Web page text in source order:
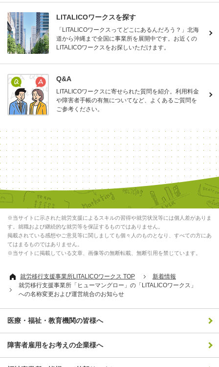
LITALICOワークスを探す
「LITALICOワークスってどこにあるんだろう？」北海
道から沖縄まで全国に事業所を展開中です。お近くの
LITALICOワークスをお探しいただけます。
Q&A
LITALICOワークスに寄せられた質問を紹介。利用料金
や障害者手帳の有無についてなど、よくあるご質問を
ご参考ください。
※当サイトに示された就労支援によるスキルの習得や就労状況等には個人差がありま
す。就職および継続的な就労等を保証するものではありません。
掲載されている感想やご意見等に関しましても個々人のものとなり、すべての方にあ
てはまるものではありません。
※当サイトに掲載している文章、画像等の無断転載、無断引用を禁じています。
就労移行支援事業所LITALICOワークス TOP
新着情報
就労移行支援事業所「ヒューマングロー」の「LITALICOワークス」
への名称変更および運営統合のお知らせ
医療・福祉・教育機関の皆様へ
障害者雇用をお考えの企業様へ